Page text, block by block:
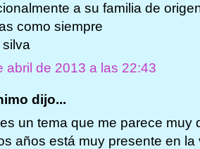
a su familia de
como siempre
silva
abril de 2013 a las 22:43
dijo...
un tema que me parece muy
años está muy presente en